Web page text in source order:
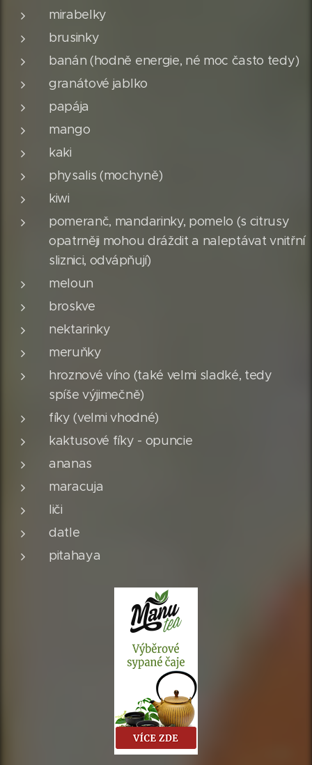
mirabelky
brusinky
banán (hodně energie, né moc často tedy)
granátové jablko
papája
mango
kaki
physalis (mochyně)
kiwi
pomeranč, mandarinky, pomelo (s citrusy
opatrněji mohou dráždit a naleptávat vnitřní
sliznici, odvápňují)
meloun
broskve
nektarinky
meruňky
hroznové víno (také velmi sladké, tedy
spíše výjimečně)
fíky (velmi vhodné)
kaktusové fíky - opuncie
ananas
maracuja
liči
datle
pitahaya